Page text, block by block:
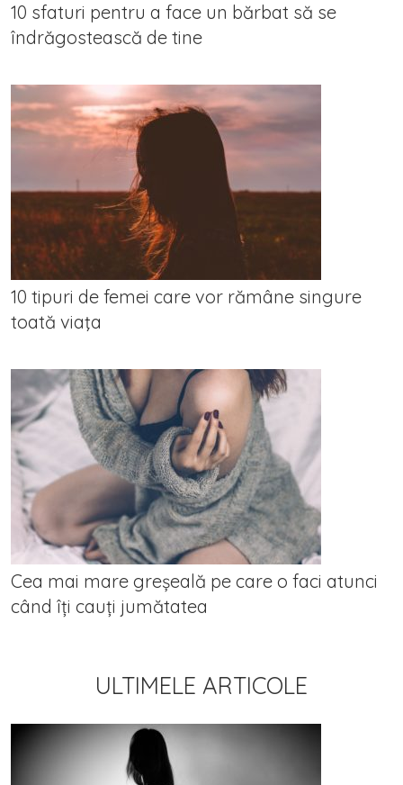
10 sfaturi pentru a face un bărbat să se
îndrăgostească de tine
10 tipuri de femei care vor rămâne singure
toată viaţa
Cea mai mare greșeală pe care o faci atunci
când îți cauți jumătatea
ULTIMELE ARTICOLE